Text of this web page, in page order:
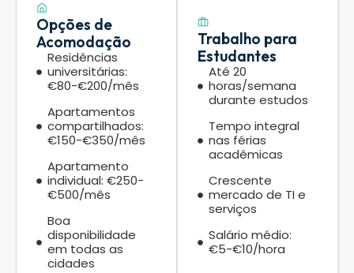
Opções de
Acomodação
Residências
universitárias:
€80-€200/mês
Apartamentos
compartilhados:
€150-€350/mês
Apartamento
individual: €250-
€500/mês
Boa
disponibilidade
em todas as
cidades
Trabalho para
Estudantes
Até 20
horas/semana
durante estudos
Tempo integral
nas férias
acadêmicas
Crescente
mercado de TI e
serviços
Salário médio:
€5-€10/hora